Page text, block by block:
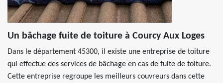
Un bâchage fuite de toiture à Courcy Aux Loges
Dans le département 45300, il existe une entreprise de toiture
qui effectue des services de bâchage en cas de fuite de toiture.
Cette entreprise regroupe les meilleurs couvreurs dans cette